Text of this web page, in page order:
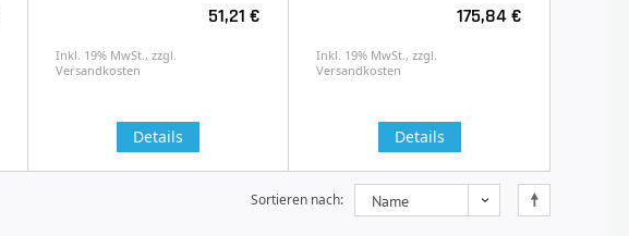
51,21 €
Inkl. 19% MwSt., zzgl.
Versandkosten
Details
175,84 €
Inkl. 19% MwSt., zzgl.
Versandkosten
Details
Sortieren nach